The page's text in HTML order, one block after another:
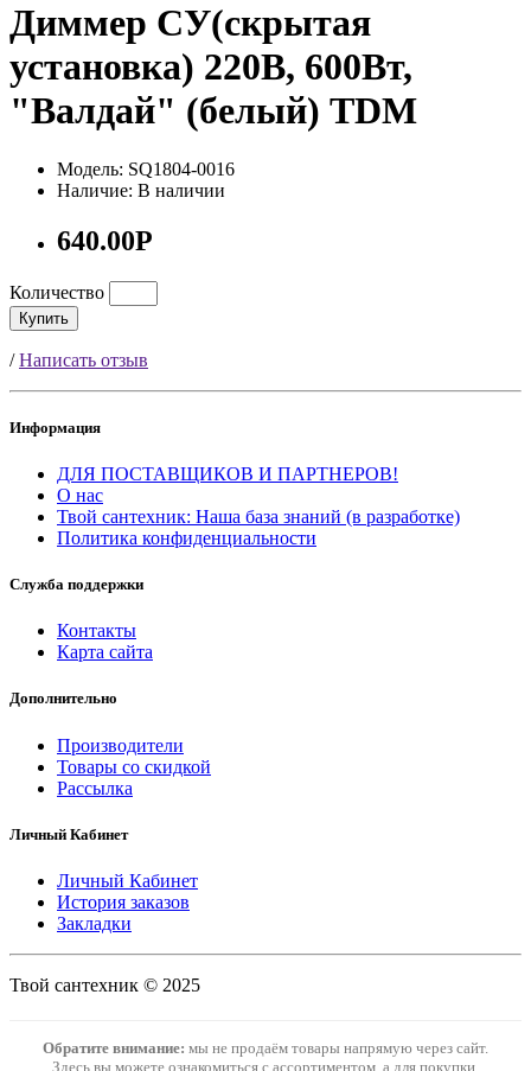
Диммер СУ(скрытая
установка) 220В, 600Вт,
"Валдай" (белый) TDM
Модель: SQ1804-0016
Наличие: В наличии
640.00Р
Количество
Купить
/Написать отзыв
Информация
ДЛЯ ПОСТАВЩИКОВ И ПАРТНЕРОВ!
О нас
Твой сантехник: Наша база знаний (в разработке)
Политика конфиденциальности
Служба поддержки
Контакты
Карта сайта
Дополнительно
Производители
Товары со скидкой
Рассылка
Личный Кабинет
Личный Кабинет
История заказов
Закладки
Твой сантехник © 2025
Обратите внимание: мы не продаём товары напрямую через сайт.
Здесь вы можете ознакомиться с ассортиментом, а для покупки,